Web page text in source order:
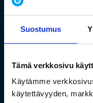
Suostumus
Tämä verkkosivu
Käytämme
käytettävyyden,
EHS-asiasi
Lue lisää